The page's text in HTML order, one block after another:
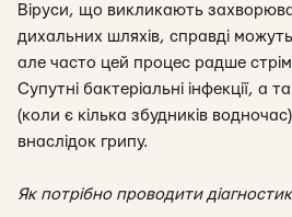
Віруси, що викликають
дихальних шляхів, справді
але часто цей процес радше
Супутні бактеріальні інфекції, а
(коли є кілька збудників
внаслідок грипу.
Як потрібно проводити